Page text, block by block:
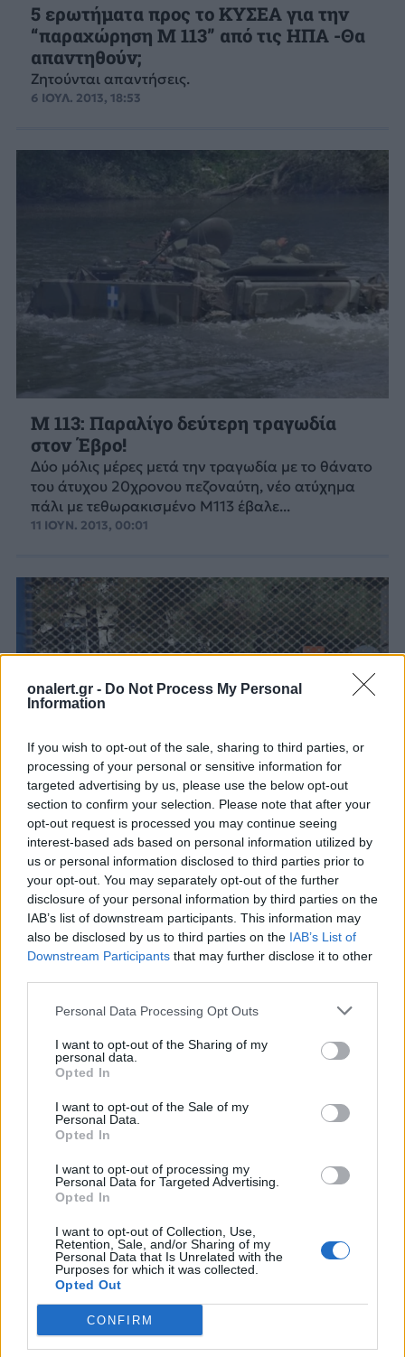
onalert.gr - Do Not Process My Personal
Information
If you wish to opt-out of the sale, sharing to third parties, or
processing of your personal or sensitive information for
targeted advertising by us, please use the below opt-out
section to confirm your selection. Please note that after your
opt-out request is processed you may continue seeing
interest-based ads based on personal information utilized by
us or personal information disclosed to third parties prior to
your opt-out. You may separately opt-out of the further
disclosure of your personal information by third parties on the
IAB’s list of downstream participants. This information may
also be disclosed by us to third parties on the IAB’s List of
Downstream Participants that may further disclose it to other
Personal Data Processing Opt Outs
I want to opt-out of the Sharing of my
personal data.
Opted In
I want to opt-out of the Sale of my
Personal Data.
Opted In
I want to opt-out of processing my
Personal Data for Targeted Advertising.
Opted In
I want to opt-out of Collection, Use,
Retention, Sale, and/or Sharing of my
Personal Data that Is Unrelated with the
Purposes for which it was collected.
Opted Out
CONFIRM
5 ερωτήματα προς το ΚΥΣΕΑ για την
“παραχώρηση M 113” από τις ΗΠΑ -Θα
απαντηθούν;
Ζητούνται απαντήσεις.
6 ΙΟΥΛ. 2013, 18:53
Μ 113: Παραλίγο δεύτερη τραγωδία
στον Έβρο!
Δύο μόλις μέρες μετά την τραγωδία με το θάνατο
του άτυχου 20χρονου πεζοναύτη, νέο ατύχημα
πάλι με τεθωρακισμένο Μ113 έβαλε...
11 ΙΟΥΝ. 2013, 00:01
Μ 113 – Καταγγελία σοκ: “Που να
βρούμε έμπειρους οδηγούς, όλοι
φυλάμε το ΥΠΕΘΑ”!
Μπορεί επισήμως να μην έχει υπάρξει
ενημέρωση για τα αίτια που οδήγησαν στην
ανατροπή του Μ 113 και στον θάνατο...
Μ 113 – Ποιος πραγματικά φταίει για
το θάνατο του πεζοναύτη – Άρθρο
υποστράτηγου